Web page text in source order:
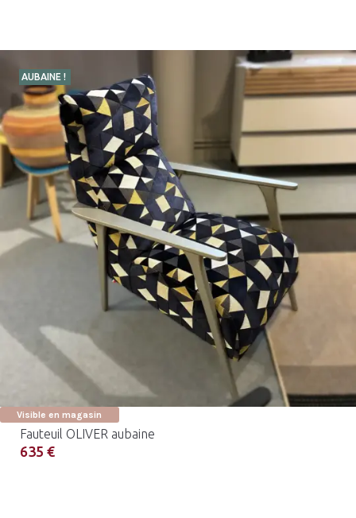
AUBAINE !
Visible en magasin
Fauteuil OLIVER aubaine
635 €